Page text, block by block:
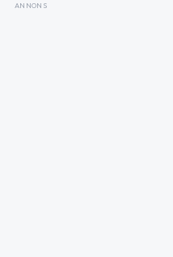
ANNONS